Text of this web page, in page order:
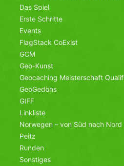
Das Spiel
Erste Schritte
Events
FlagStack CoExist
GCM
Geo-Kunst
Geocaching Meisterschaft
GeoGedöns
GIFF
Linkliste
Norwegen – von Süd nach
Peitz
Runden
Sonstiges